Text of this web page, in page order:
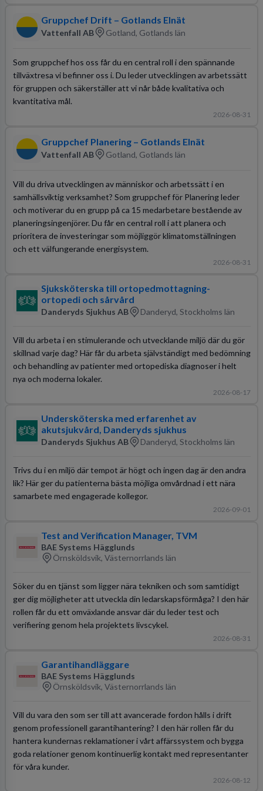
Gruppchef Drift – Gotlands Elnät
Vattenfall AB Gotland, Gotlands län
Som gruppchef hos oss får du en central roll i den spännande
tillväxtresa vi befinner oss i. Du leder utvecklingen av arbetssätt
för gruppen och säkerställer att vi når både kvalitativa och
kvantitativa mål.
2026-08-31
Gruppchef Planering – Gotlands Elnät
Vattenfall AB Gotland, Gotlands län
Vill du driva utvecklingen av människor och arbetssätt i en
samhällsviktig verksamhet? Som gruppchef för Planering leder
och motiverar du en grupp på ca 15 medarbetare bestående av
planeringsingenjörer. Du får en central roll i att planera och
prioritera de investeringar som möjliggör klimatomställningen
och ett välfungerande energisystem.
2026-08-31
Sjuksköterska till ortopedmottagning-
ortopedi och sårvård
Danderyds Sjukhus AB Danderyd, Stockholms län
Vill du arbeta i en stimulerande och utvecklande miljö där du gör
skillnad varje dag? Här får du arbeta självständigt med bedömning
och behandling av patienter med ortopediska diagnoser i helt
nya och moderna lokaler.
2026-08-17
Undersköterska med erfarenhet av
akutsjukvård, Danderyds sjukhus
Danderyds Sjukhus AB Danderyd, Stockholms län
Trivs du i en miljö där tempot är högt och ingen dag är den andra
lik? Här ger du patienterna bästa möjliga omvårdnad i ett nära
samarbete med engagerade kollegor.
2026-09-01
Test and Verification Manager, TVM
BAE Systems Hägglunds
Örnsköldsvik, Västernorrlands län
Söker du en tjänst som ligger nära tekniken och som samtidigt
ger dig möjligheter att utveckla din ledarskapsförmåga? I den här
rollen får du ett omväxlande ansvar där du leder test och
verifiering genom hela projektets livscykel.
2026-08-31
Garantihandläggare
BAE Systems Hägglunds
Örnsköldsvik, Västernorrlands län
Vill du vara den som ser till att avancerade fordon hålls i drift
genom professionell garantihantering? I den här rollen får du
hantera kundernas reklamationer i vårt affärssystem och bygga
goda relationer genom kontinuerlig kontakt med representanter
för våra kunder.
2026-08-12